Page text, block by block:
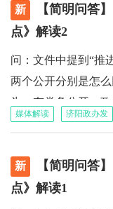
件库已基本实现省
政策文件自动上传
阳区行政机关制发
网站查询，也可以
济阳区执行的上级
新
【简明问答
点》解读2
问：文件中提到“推
两个公开分别是怎
为，有党务公开、
共中央印发《中国
设工作的有关事务
院办公厅印发〈关
媒体解读 济阳政办发
新
【简明问答
点》解读1